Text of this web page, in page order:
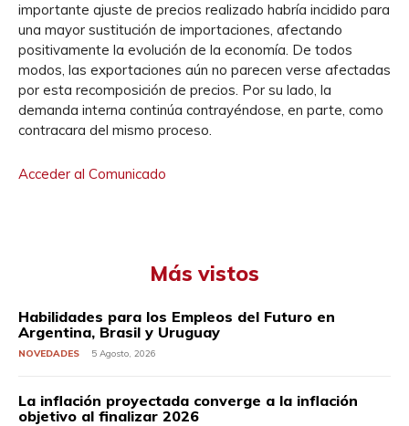
importante ajuste de precios realizado habría incidido para
una mayor sustitución de importaciones, afectando
positivamente la evolución de la economía. De todos
modos, las exportaciones aún no parecen verse afectadas
por esta recomposición de precios. Por su lado, la
demanda interna continúa contrayéndose, en parte, como
contracara del mismo proceso.
Acceder al Comunicado
Más vistos
Habilidades para los Empleos del Futuro en
Argentina, Brasil y Uruguay
NOVEDADES 5 Agosto, 2026
La inflación proyectada converge a la inflación
objetivo al finalizar 2026